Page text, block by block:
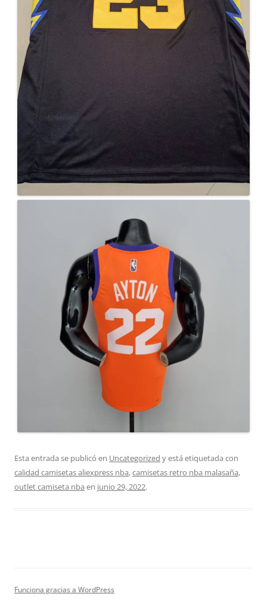
Esta entrada se publicó en Uncategorized y está etiquetada con
calidad camisetas aliexpress nba,camisetas retro nba malasaña,
outlet camiseta nba en junio 29, 2022.
Funciona gracias a WordPress